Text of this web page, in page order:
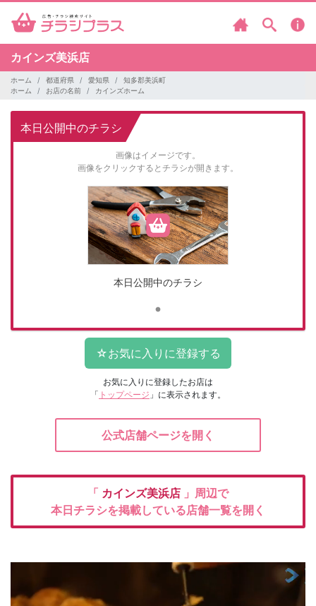
カインズ美浜店
ホーム 都道府県 愛知県
知多郡美浜町
ホーム
お店の名前 カインズホーム
本日公開中のチラシ
画像はイメージです。
画像をクリックするとチラシが開きます。
本日公開中のチラシ
お気に入りに登録したお店は
「 トップページ 」に表示されます。
公式店舗ページを開く
「 カインズ美浜店 」周辺で
本日チラシを掲載している店舗一覧を開く